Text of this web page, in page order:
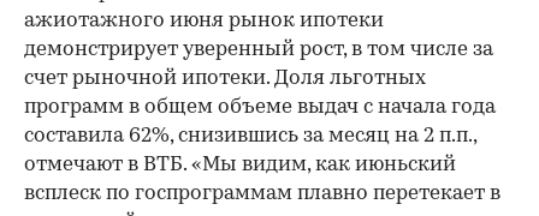
ажиотажного июня рынок ипотеки
демонстрирует уверенный рост, в том числе за
счет рыночной ипотеки. Доля льготных
программ в общем объеме выдач с начала года
составила 62%, снизившись за месяц на 2 п.п.,
отмечают в ВТБ. «Мы видим, как июньский
всплеск по госпрограммам плавно перетекает в